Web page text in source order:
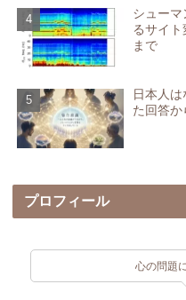
シューマ
るサイ
まで
日本人
た回答か
プロフィール
心の問題